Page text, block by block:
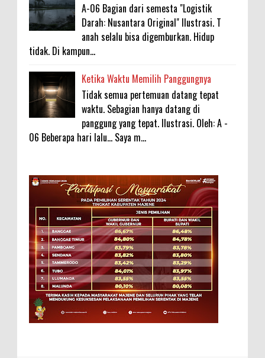
A-06 Bagian dari semesta "Logistik
Darah: Nusantara Original" Ilustrasi. T
anah selalu bisa digemburkan. Hidup
tidak. Di kampun...
Ketika Waktu Memilih Panggungnya
Tidak semua pertemuan datang tepat
waktu. Sebagian hanya datang di
panggung yang tepat. Ilustrasi. Oleh: A -
06 Beberapa hari lalu... Saya m...